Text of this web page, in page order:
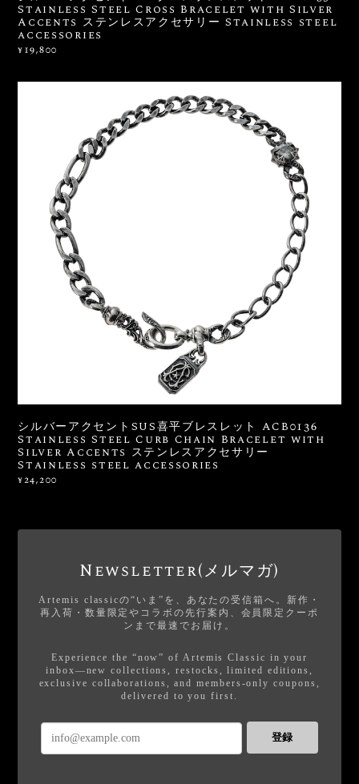
Stainless Steel Cross Bracelet with Silver
Accents ステンレスアクセサリー Stainless steel
accessories
¥19,800
シルバーアクセントSUS喜平ブレスレット ACB0136
Stainless Steel Curb Chain Bracelet with
Silver Accents ステンレスアクセサリー
Stainless steel accessories
¥24,200
Newsletter(メルマガ)
Artemis classicの“いま”を、あなたの受信箱へ。新作・
再入荷・数量限定やコラボの先行案内、会員限定クーポ
ンまで最速でお届け。
Experience the “now” of Artemis Classic in your
inbox—new collections, restocks, limited editions,
exclusive collaborations, and members-only coupons,
delivered to you first.
登録